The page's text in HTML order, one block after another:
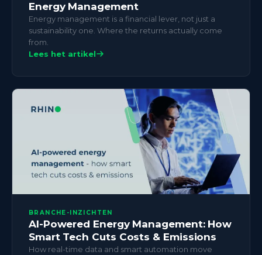
Energy Management
Energy management is a financial lever, not just a
sustainability one. Where the returns actually come
from.
Lees het artikel
BRANCHE-INZICHTEN
AI-Powered Energy Management: How
Smart Tech Cuts Costs & Emissions
How real-time data and smart automation move